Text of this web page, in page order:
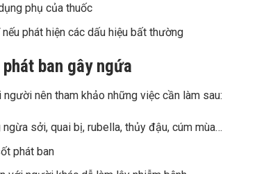
phụ của thuốc
phát hiện các dấu hiệu bất thường
ban gây ngứa
nên tham khảo những việc cần làm sau:
sởi, quai bị, rubella, thủy đậu, cúm mùa…
phát ban